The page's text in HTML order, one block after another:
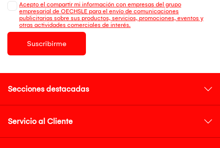
Acepto el compartir mi información con empresas del grupo
empresarial de OECHSLE para el envío de comunicaciones
publicitarias sobre sus productos, servicios, promociones, eventos y
otras actividades comerciales de interés.
Suscribirme
Secciones destacadas
Servicio al Cliente